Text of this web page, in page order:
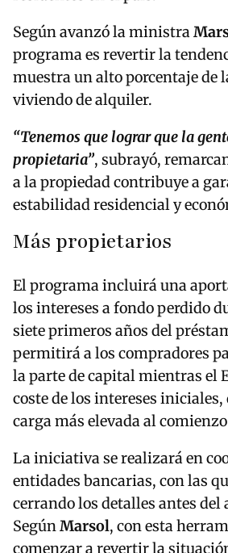
Según avanzó la ministra
programa es revertir la
muestra un alto porcentaje de
viviendo de alquiler.
“Tenemos que lograr que la
propietaria”, subrayó,
a la propiedad contribuye a
estabilidad residencial y
Más propietarios
El programa incluirá una
los intereses a fondo perdido
siete primeros años del
permitirá a los compradores
la parte de capital mientras el
coste de los intereses iniciales,
carga más elevada al
La iniciativa se realizará en
entidades bancarias, con las
cerrando los detalles antes del
SegúnMarsol, con esta
comenzar a revertir la